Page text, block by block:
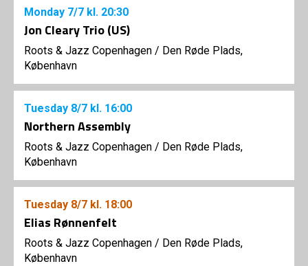
Monday 7/7 kl. 20:30
Jon Cleary Trio (US)
Roots & Jazz Copenhagen / Den Røde Plads,
København
Tuesday 8/7 kl. 16:00
Northern Assembly
Roots & Jazz Copenhagen / Den Røde Plads,
København
Tuesday 8/7 kl. 18:00
Elias Rønnenfelt
Roots & Jazz Copenhagen / Den Røde Plads,
København